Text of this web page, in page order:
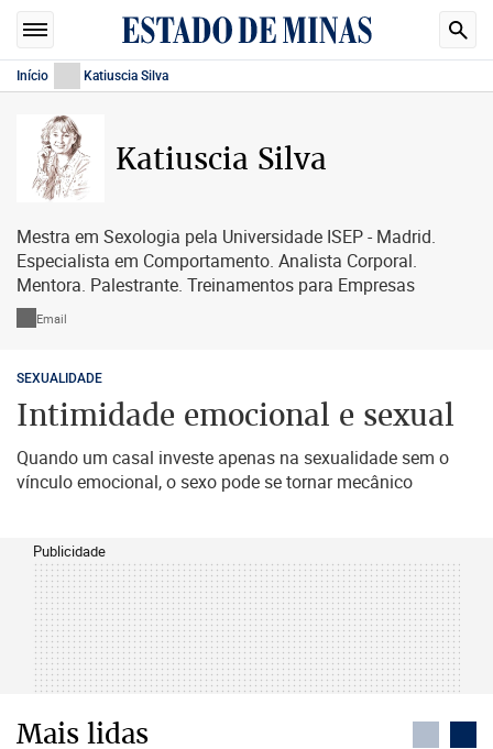
Início Katiuscia Silva
Katiuscia Silva
Mestra em Sexologia pela Universidade ISEP - Madrid.
Especialista em Comportamento. Analista Corporal.
Mentora. Palestrante. Treinamentos para Empresas
Email
SEXUALIDADE
Intimidade emocional e sexual
Quando um casal investe apenas na sexualidade sem o
vínculo emocional, o sexo pode se tornar mecânico
Publicidade
Mais lidas